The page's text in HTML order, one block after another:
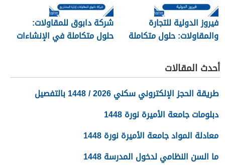
فيروز الدولية للتجارة
والمقاولات: حلول متكاملة
المشاريع
شركة دابوق للمقاولات:
حلول متكاملة في الإنشاءات
أحدث المقالات
طريقة الحجز الإلكتروني سكني 2026 / 1448 بالتفصيل
دبلومات جامعة الأميرة نورة 1448
معادلة المواد جامعة الأميرة نورة 1448
ما السن النظامي لدخول المدرسة 1448